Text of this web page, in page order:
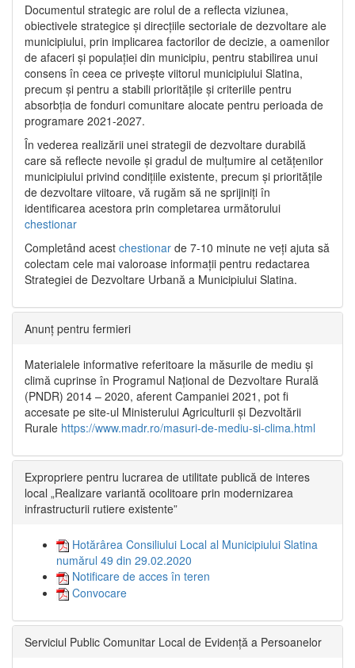
Documentul strategic are rolul de a reflecta viziunea,
obiectivele strategice și direcțiile sectoriale de dezvoltare ale
municipiului, prin implicarea factorilor de decizie, a oamenilor
de afaceri și populației din municipiu, pentru stabilirea unui
consens în ceea ce privește viitorul municipiului Slatina,
precum și pentru a stabili prioritățile și criteriile pentru
absorbția de fonduri comunitare alocate pentru perioada de
programare 2021-2027.
În vederea realizării unei strategii de dezvoltare durabilă
care să reflecte nevoile și gradul de mulțumire al cetățenilor
municipiului privind condițiile existente, precum și prioritățile
de dezvoltare viitoare, vă rugăm să ne sprijiniți în
identificarea acestora prin completarea următorului
chestionar
Completând acest chestionar de 7-10 minute ne veți ajuta să
colectam cele mai valoroase informații pentru redactarea
Strategiei de Dezvoltare Urbană a Municipiului Slatina.
Anunț pentru fermieri
Materialele informative referitoare la măsurile de mediu și
climă cuprinse în Programul Național de Dezvoltare Rurală
(PNDR) 2014 – 2020, aferent Campaniei 2021, pot fi
accesate pe site-ul Ministerului Agriculturii și Dezvoltării
Rurale https://www.madr.ro/masuri-de-mediu-si-clima.html
Expropriere pentru lucrarea de utilitate publică de interes
local „Realizare variantă ocolitoare prin modernizarea
infrastructurii rutiere existente”
Hotărârea Consiliului Local al Municipiului Slatina
numărul 49 din 29.02.2020
Notificare de acces în teren
Convocare
Serviciul Public Comunitar Local de Evidență a Persoanelor